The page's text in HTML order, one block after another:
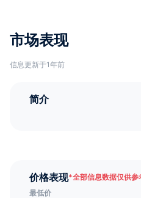
市场表现
信息更新于1年前
简介
价格表现*全部信息数据仅供参
最低价